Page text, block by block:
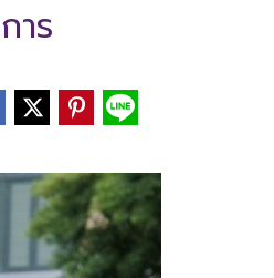
าร